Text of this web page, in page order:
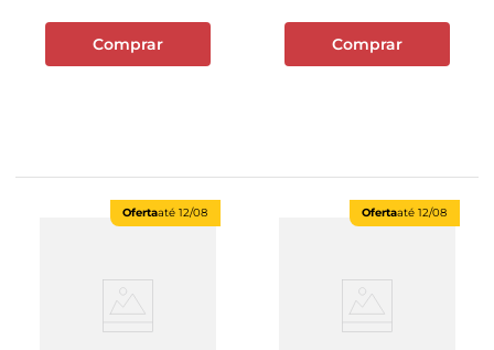
Comprar Comprar
Ofertaaté 12/08 Ofertaaté 12/08